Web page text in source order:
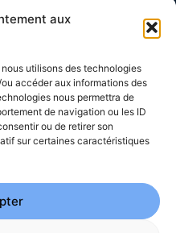
aux
utilisons des technologies
accéder aux informations des
nous permettra de
de navigation ou les ID
ou de retirer son
sur certaines caractéristiques